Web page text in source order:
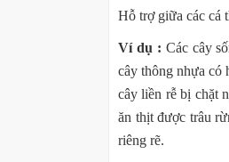
Hỗ trợ giữa các cá
Ví dụ : Các cây
cây thông nhựa có
cây liền rễ bị chặt
ăn thịt được trâu
riêng rẽ.